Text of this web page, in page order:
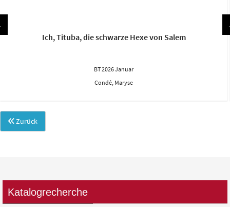
Ich, Tituba, die schwarze Hexe von Salem
BT 2026 Januar
Condé, Maryse
Zurück
Katalogrecherche